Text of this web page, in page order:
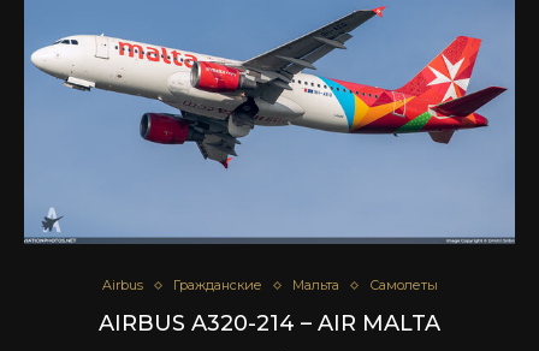
Airbus Гражданские Мальта Самолеты
AIRBUS A320-214 – AIR MALTA